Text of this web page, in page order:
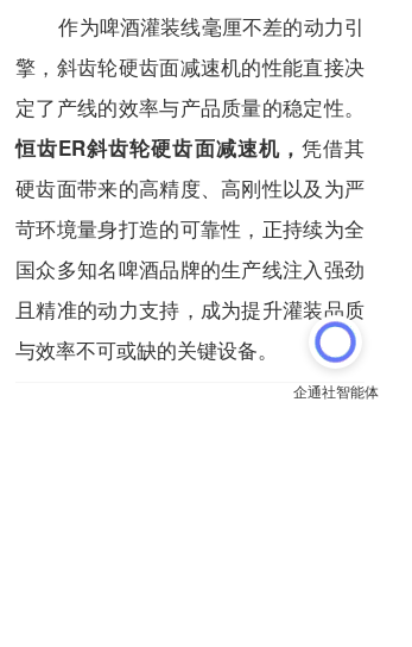
作为啤酒灌装线毫厘不差的动力引
擎，斜齿轮硬齿面减速机的性能直接决
定了产线的效率与产品质量的稳定性。
恒齿ER斜齿轮硬齿面减速机， 凭借其
硬齿面带来的高精度、高刚性以及为严
苛环境量身打造的可靠性，正持续为全
国众多知名啤酒品牌的生产线注入强劲
且精准的动力支持，成为提升灌装品质
与效率不可或缺的关键设备。